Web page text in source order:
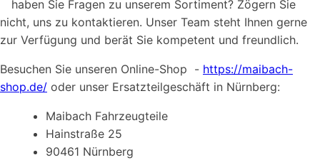
haben Sie Fragen zu unserem Sortiment? Zögern Sie
nicht, uns zu kontaktieren. Unser Team steht Ihnen gerne
zur Verfügung und berät Sie kompetent und freundlich.
Besuchen Sie unseren Online-Shop - https://maibach-
shop.de/ oder unser Ersatzteilgeschäft in Nürnberg:
Maibach Fahrzeugteile
Hainstraße 25
90461 Nürnberg